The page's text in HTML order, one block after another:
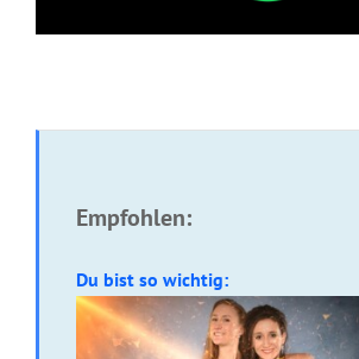
Empfohlen:
Du bist so wichtig: